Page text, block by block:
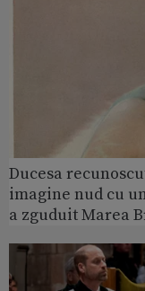
Ducesa
imagine nud cu
a zguduit Marea